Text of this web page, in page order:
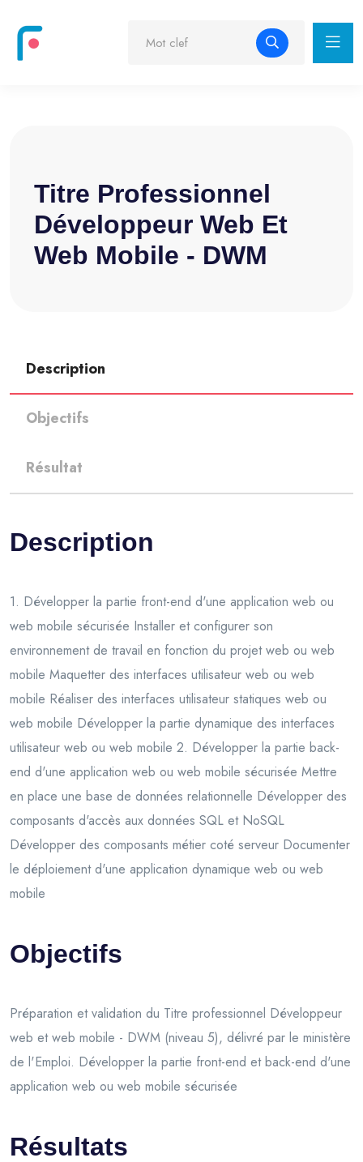
Titre Professionnel
Développeur Web Et
Web Mobile - DWM
Description
Objectifs
Résultat
Description
1. Développer la partie front-end d'une application web ou
web mobile sécurisée Installer et configurer son
environnement de travail en fonction du projet web ou web
mobile Maquetter des interfaces utilisateur web ou web
mobile Réaliser des interfaces utilisateur statiques web ou
web mobile Développer la partie dynamique des interfaces
utilisateur web ou web mobile 2. Développer la partie back-
end d'une application web ou web mobile sécurisée Mettre
en place une base de données relationnelle Développer des
composants d'accès aux données SQL et NoSQL
Développer des composants métier coté serveur Documenter
le déploiement d'une application dynamique web ou web
mobile
Objectifs
Préparation et validation du Titre professionnel Développeur
web et web mobile - DWM (niveau 5), délivré par le ministère
de l'Emploi. Développer la partie front-end et back-end d'une
application web ou web mobile sécurisée
Résultats